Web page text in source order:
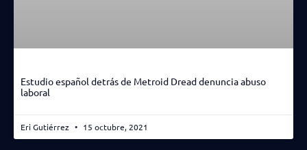
Estudio español detrás de Metroid Dread denuncia abuso
laboral
Eri Gutiérrez 15 octubre, 2021